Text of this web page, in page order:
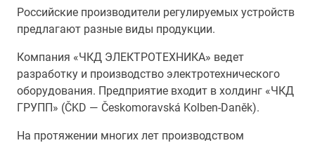
Российские производители регулируемых устройств
предлагают разные виды продукции.
Компания «ЧКД ЭЛЕКТРОТЕХНИКА» ведет
разработку и производство электротехнического
оборудования. Предприятие входит в холдинг «ЧКД
ГРУПП» (ČKD — Českomoravská Kolben-Daněk).
На протяжении многих лет производством